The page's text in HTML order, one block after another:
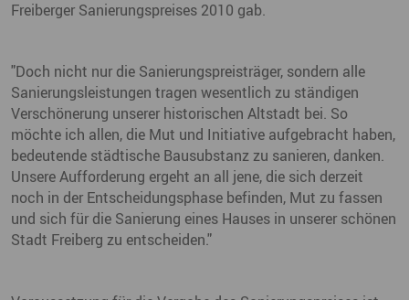
Freiberger Sanierungspreises 2010 gab.
"Doch nicht nur die Sanierungspreisträger, sondern alle
Sanierungsleistungen tragen wesentlich zu ständigen
Verschönerung unserer historischen Altstadt bei. So
möchte ich allen, die Mut und Initiative aufgebracht haben,
bedeutende städtische Bausubstanz zu sanieren, danken.
Unsere Aufforderung ergeht an all jene, die sich derzeit
noch in der Entscheidungsphase befinden, Mut zu fassen
und sich für die Sanierung eines Hauses in unserer schönen
Stadt Freiberg zu entscheiden."